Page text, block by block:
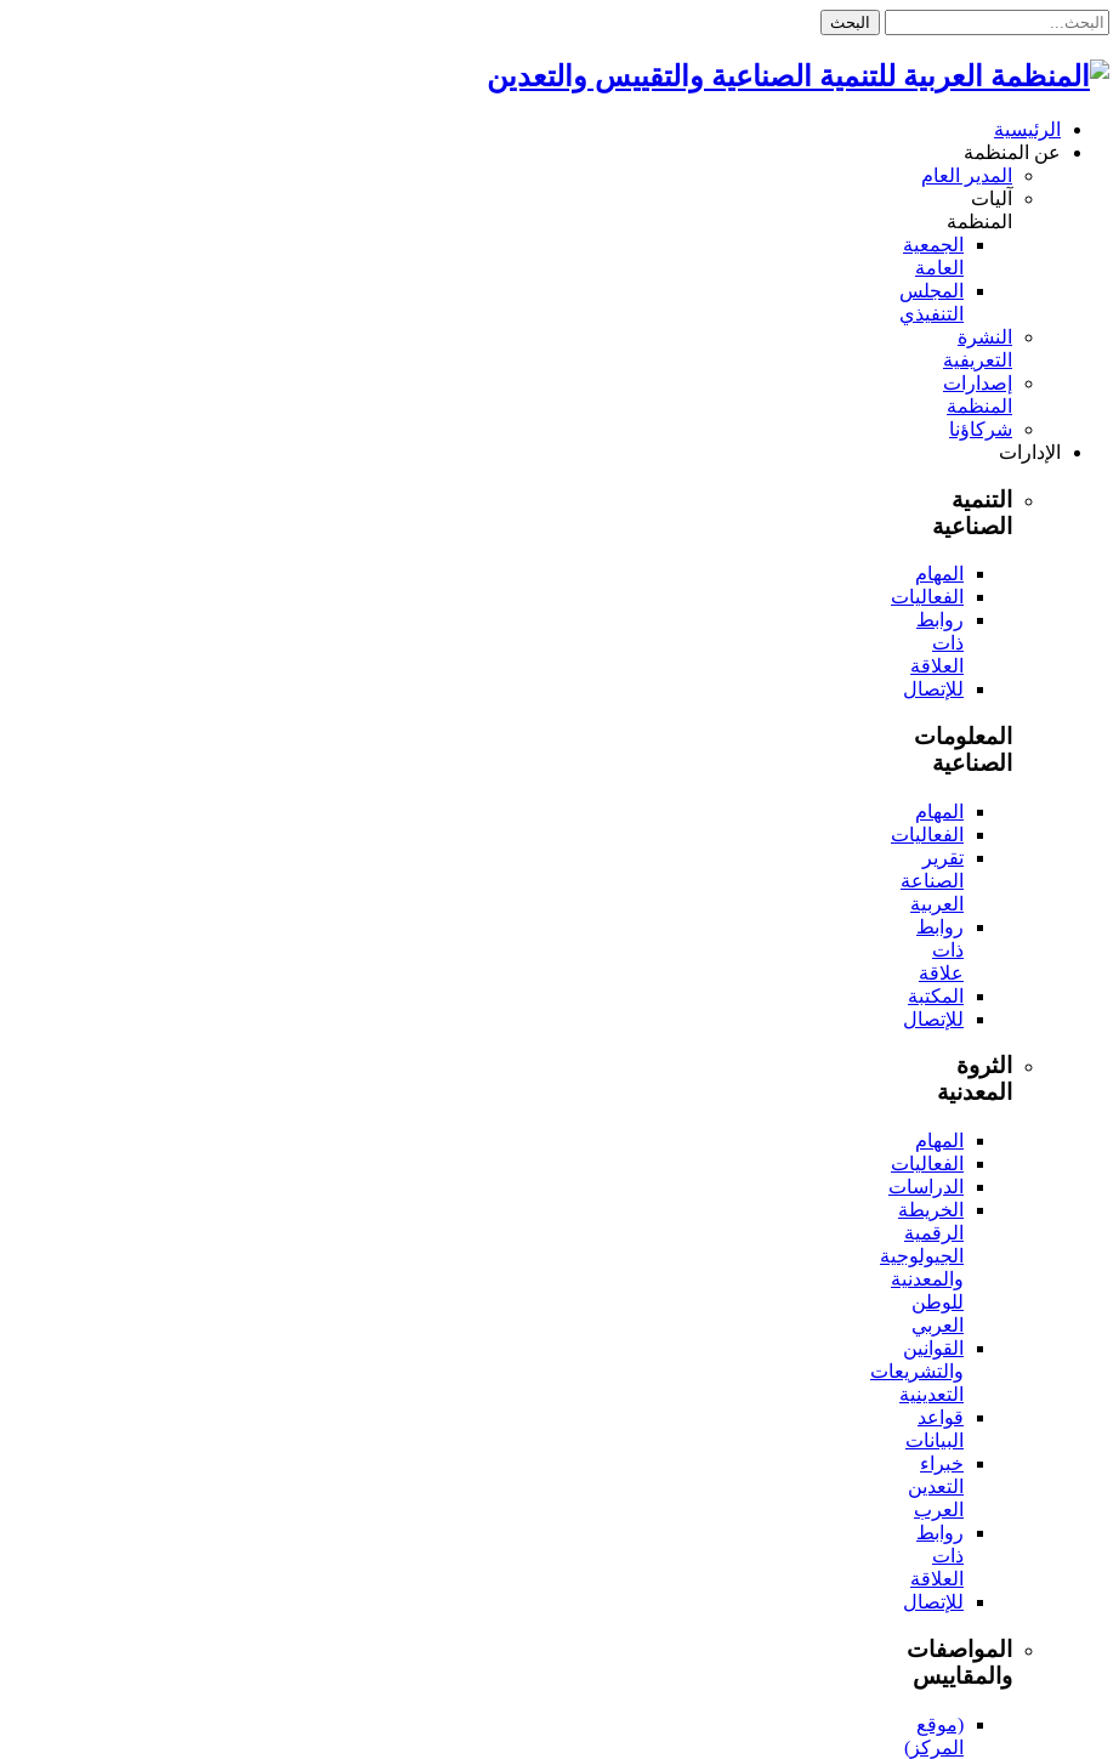
البحث
الرئيسية
عن المنظمة
المدير العام
آليات
المنظمة
الجمعية
العامة
المجلس
التنفيذي
النشرة
التعريفية
إصدارات
المنظمة
شركاؤنا
الإدارات
التنمية
الصناعية
المهام
الفعاليات
روابط
ذات
العلاقة
للإتصال
المعلومات
الصناعية
المهام
الفعاليات
تقرير
الصناعة
العربية
روابط
ذات
علاقة
المكتبة
للإتصال
الثروة
المعدنية
المهام
الفعاليات
الدراسات
الخريطة
الرقمية
الجيولوجية
والمعدنية
للوطن
العربي
القوانين
والتشريعات
التعدينية
قواعد
البيانات
خبراء
التعدين
العرب
روابط
ذات
العلاقة
للإتصال
المواصفات
والمقاييس
(موقع
المركز)